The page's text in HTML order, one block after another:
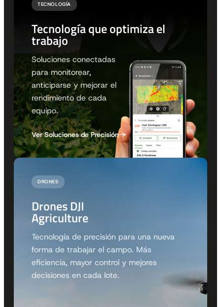
TECNOLOGÍA
Tecnología que optimiza el
trabajo
Soluciones conectadas
para monitorear,
anticiparse y mejorar el
rendimiento de cada
equipo.
Ver Soluciones de Precisión
DRONES
Drones DJI
Agriculture
Tecnología de precisión para una nueva
forma de trabajar el campo. Más
eficiencia, mayor control y mejores
decisiones en cada lote.